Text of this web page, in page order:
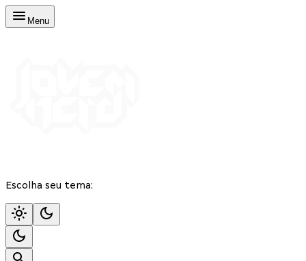
Menu
Escolha seu tema: